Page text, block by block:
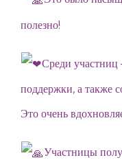
полезно!
Среди
поддержки, а также
Это очень
Участницы